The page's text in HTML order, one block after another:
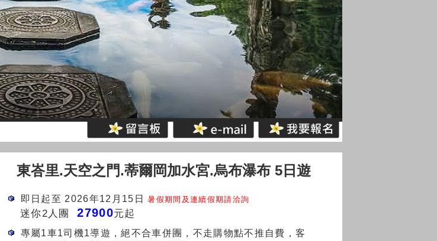
東峇里.天空之門.蒂爾岡加水宮.烏布瀑布 5日遊
即日起至 2026年12月15日 暑假期間及連續假期請洽詢
迷你2人團 27900元起
專屬1車1司機1導遊，絕不合車併團，不走購物點不推自費，客